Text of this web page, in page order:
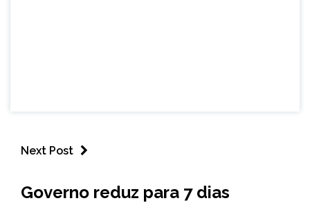
Next Post
NOTÍCIAS
Governo reduz para 7 dias